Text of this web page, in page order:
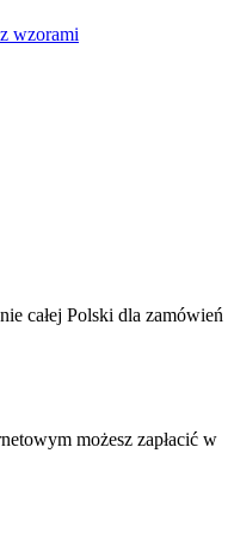
wzorami
całej Polski dla zamówień
możesz zapłacić w